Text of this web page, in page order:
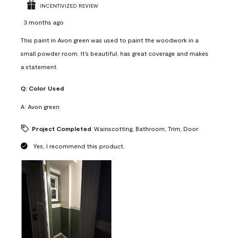
INCENTIVIZED REVIEW
3 months ago
This paint in Avon green was used to paint the woodwork in a
small powder room. It’s beautiful, has great coverage and makes
a statement.
Q: Color Used
A: Avon green
Project Completed Wainscotting, Bathroom, Trim, Door
Yes, I recommend this product.